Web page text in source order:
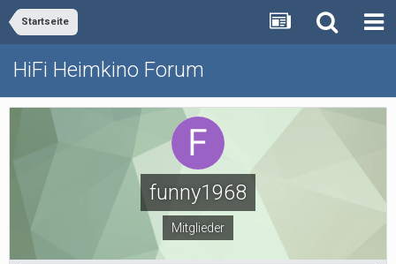
Startseite
HiFi Heimkino Forum
funny1968
Mitglieder